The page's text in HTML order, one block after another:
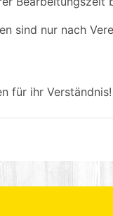
sind nur nach
für ihr Verständnis!